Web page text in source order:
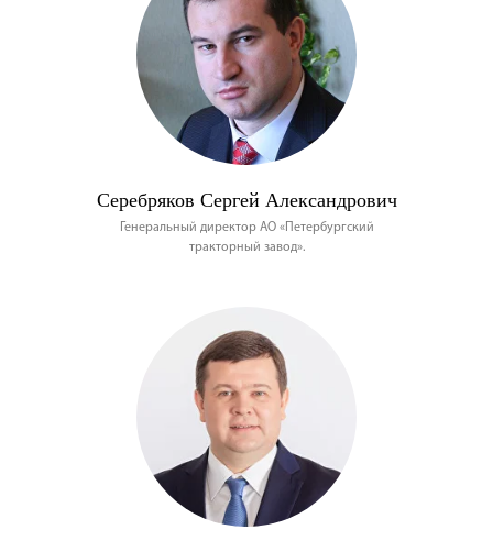
Серебряков Сергей Александрович
Генеральный директор АО «Петербургский
тракторный завод».